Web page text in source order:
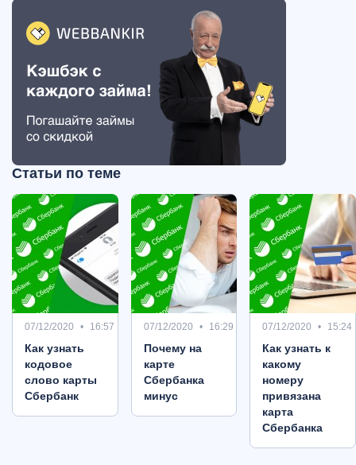
Статьи по теме
07/12/2020 16:57
Как узнать
кодовое
слово карты
Сбербанк
07/12/2020 16:29
Почему на
карте
Сбербанка
минус
07/12/2020 15:24
Как узнать к
какому
номеру
привязана
карта
Сбербанка